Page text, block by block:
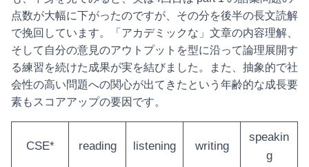
点数が大幅に下がったのですが、その分を後半の長文読解
で挽回しています。「アカデミックな」文章の内容理解、
そして自分の意見のアウトプットを型に沿って論理展開す
る練習を続けた成果が実を結びました。また、抽象的で社
会性の高い問題への関心が出てきたという年齢的な成長要
素もスコアアップの要因です。
CSE* reading listening writing
speakin
g